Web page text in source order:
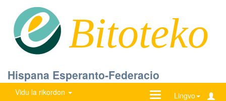
Bitoteko
Hispana Esperanto-Federacio
Vidu la rikordon Lingvo
Ŝanĝu